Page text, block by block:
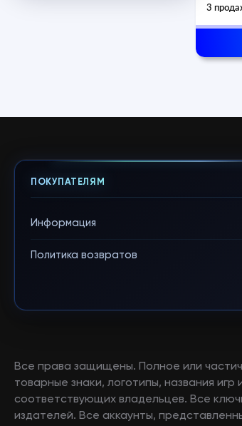
3
ПОКУПАТЕЛЯМ
Информация
Политика возвратов
Все права защищены. Полное или
товарные знаки, логотипы, названия
соответствующих владельцев. Все
издателей. Все аккаунты,